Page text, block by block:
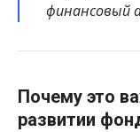
финансовый
Почему это
развитии